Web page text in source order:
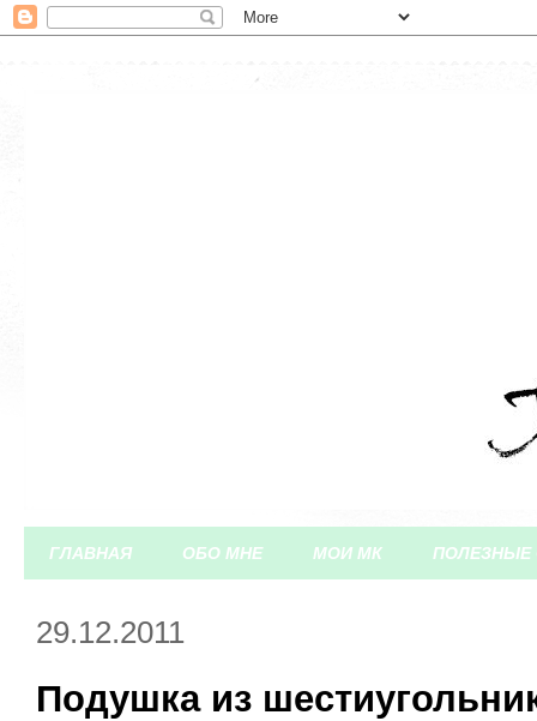
ГЛАВНАЯ ОБО МНЕ МОИ МК ПОЛЕЗНЫЕ
29.12.2011
Подушка из